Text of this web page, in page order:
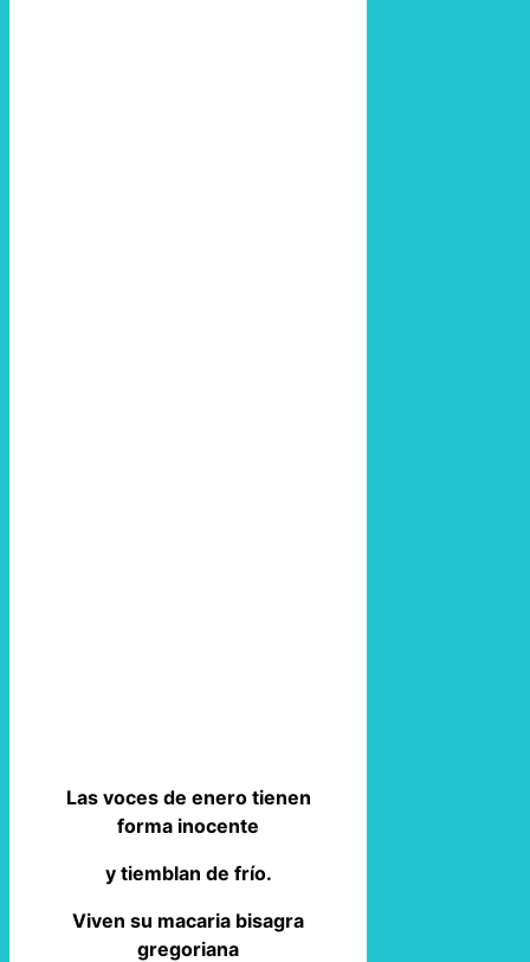
Las voces de enero tienen
forma inocente
y tiemblan de frío.
Viven su macaria bisagra
gregoriana